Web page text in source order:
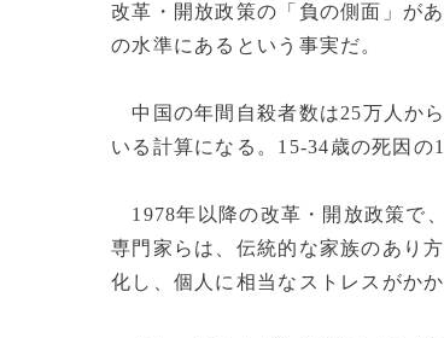
改革・開放政策の「負の側面」が
の水準にあるという事実だ。
中国の年間自殺者数は25万人か
いる計算になる。15-34歳の死因の
1978年以降の改革・開放政策で
専門家らは、伝統的な家族のあり
化し、個人に相当なストレスがか